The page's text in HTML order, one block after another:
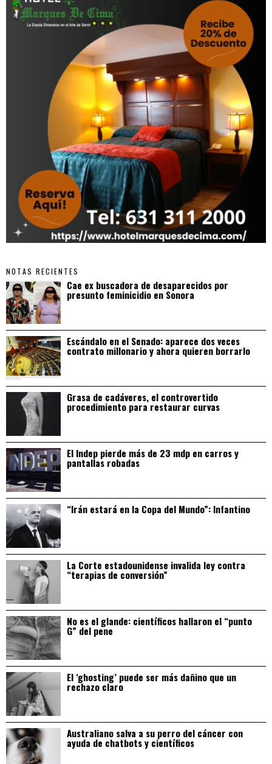
NOTAS RECIENTES
Cae ex buscadora de desaparecidos por
presunto feminicidio en Sonora
Escándalo en el Senado: aparece dos veces
contrato millonario y ahora quieren borrarlo
Grasa de cadáveres, el controvertido
procedimiento para restaurar curvas
El Indep pierde más de 23 mdp en carros y
pantallas robadas
“Irán estará en la Copa del Mundo”: Infantino
La Corte estadounidense invalida ley contra
“terapias de conversión”
No es el glande: científicos hallaron el “punto
G” del pene
El ‘ghosting’ puede ser más dañino que un
rechazo claro
Australiano salva a su perro del cáncer con
ayuda de chatbots y científicos